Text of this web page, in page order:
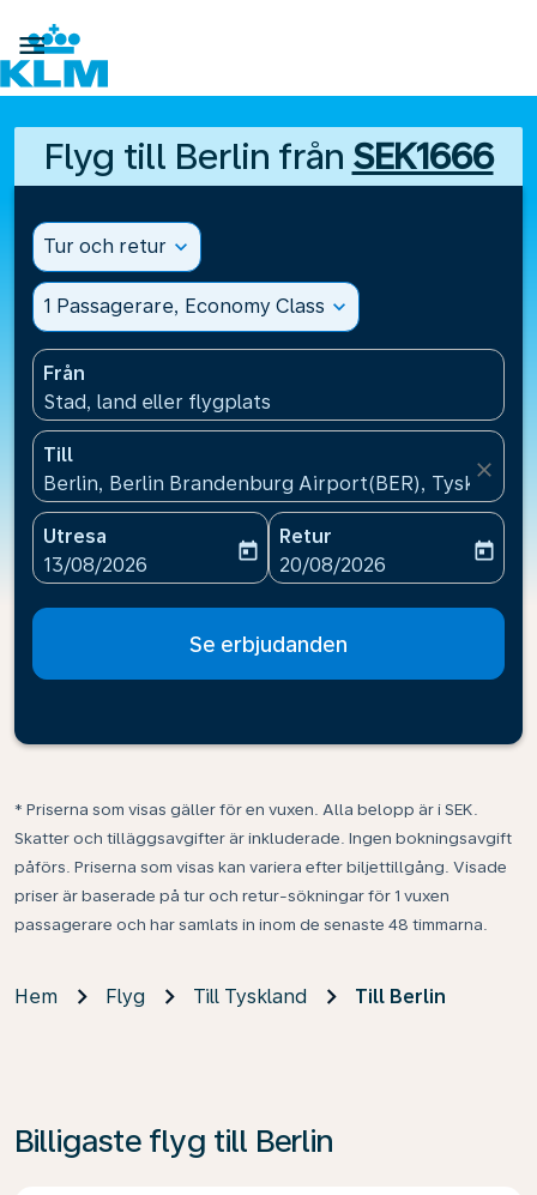

Flyg till Berlin från SEK1666
Tur och retur expand_more
1 Passagerare, Economy Class expand_more
Från
Stad, land eller flygplats
Till
Berlin, Berlin Brandenburg Airport(BER), Tyskland
close
Utresa
fc-booking-departure-date-aria-label
13/08/2026
today
Retur
fc-booking-return-date-
20/08/2026
today
Se erbjudanden
* Priserna som visas gäller för en vuxen. Alla belopp är i SEK.
Skatter och tilläggsavgifter är inkluderade. Ingen bokningsavgift
påförs. Priserna som visas kan variera efter biljettillgång. Visade
priser är baserade på tur och retur-sökningar för 1 vuxen
passagerare och har samlats in inom de senaste 48 timmarna.
Hem Flyg Till Tyskland Till Berlin
Billigaste flyg till Berlin